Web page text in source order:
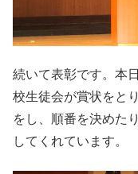
続いて表彰です。本
校生徒会が賞状をと
をし、順番を決めた
してくれています。